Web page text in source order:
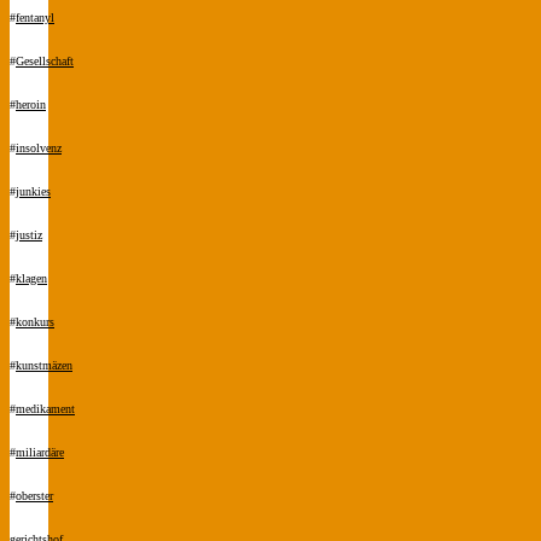
#fentanyl
#Gesellschaft
#heroin
#insolvenz
#junkies
#justiz
#klagen
#konkurs
#kunstmäzen
#medikament
#miliardäre
#oberster